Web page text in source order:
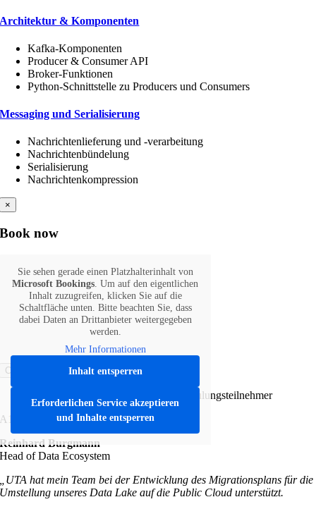
Architektur & Komponenten
Kafka-Komponenten
Producer & Consumer API
Broker-Funktionen
Python-Schnittstelle zu Producers und Consumers
Messaging und Serialisierung
Nachrichtenlieferung und -verarbeitung
Nachrichtenbündelung
Serialisierung
Nachrichtenkompression
×
Book now
Sie sehen gerade einen Platzhalterinhalt von
Microsoft Bookings . Um auf den eigentlichen
Inhalt zuzugreifen, klicken Sie auf die
Schaltfläche unten. Bitte beachten Sie, dass
dabei Daten an Drittanbieter weitergegeben
werden.
Mehr Informationen
Inhalt entsperren
Erforderlichen Service akzeptieren
und Inhalte entsperren
Close
Das sagen unsere zufriedenen Schulungsteilnehmer
A1 Telekom Austria AG
Reinhard Burgmann
Head of Data Ecosystem
„UTA hat mein Team bei der Entwicklung des Migrationsplans für die
Umstellung unseres Data Lake auf die Public Cloud unterstützt.